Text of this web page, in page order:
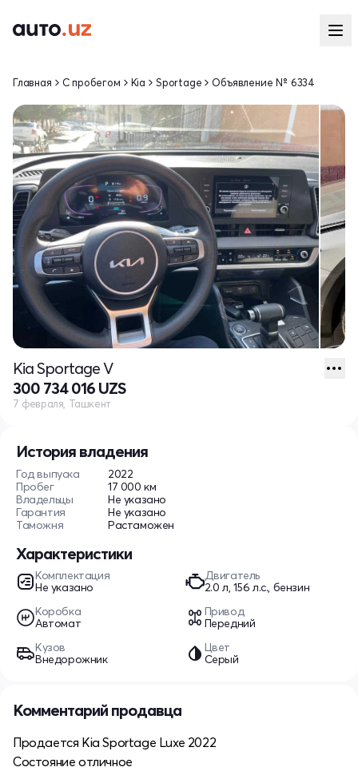
История владения
Год выпуска
2022
Пробег
17 000 км
Владельцы
Не указано
Гарантия
Не указано
Таможня
Растаможен
Характеристики
Комплектация
Не указано
Двигатель
2.0 л, 156 л.с., бензин
Коробка
Автомат
Привод
Передний
Кузов
Внедорожник
Цвет
Серый
Главная С пробегом Kia Sportage Объявление № 6334
Kia Sportage V
300 734 016 UZS
7 февраля, Ташкент
Комментарий продавца
Продается Kia Sportage Luxe 2022
Состояние отличное